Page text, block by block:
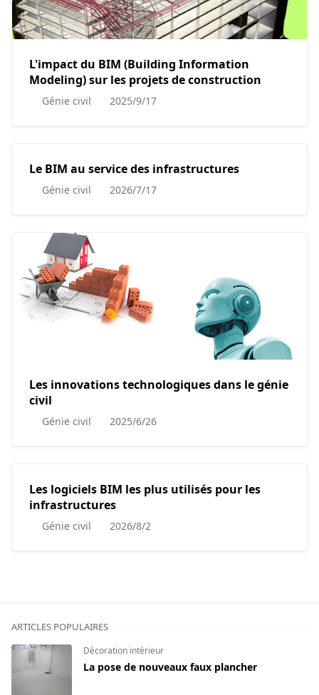
L'impact du BIM (Building Information
Modeling) sur les projets de construction
Génie civil 2025/9/17
Le BIM au service des infrastructures
Génie civil 2026/7/17
Les innovations technologiques dans le génie
civil
Génie civil 2025/6/26
Les logiciels BIM les plus utilisés pour les
infrastructures
Génie civil 2026/8/2
ARTICLES POPULAIRES
Décoration intérieur
La pose de nouveaux faux plancher